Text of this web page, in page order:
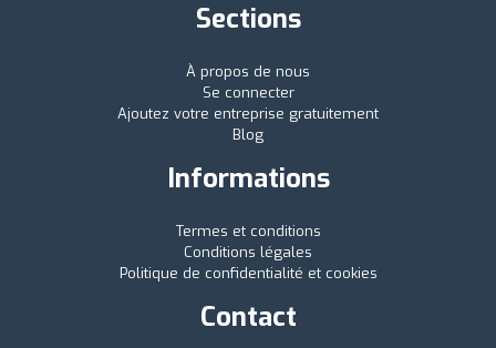
Sections
À propos de nous
Se connecter
Ajoutez votre entreprise gratuitement
Blog
Informations
Termes et conditions
Conditions légales
Politique de confidentialité et cookies
Contact